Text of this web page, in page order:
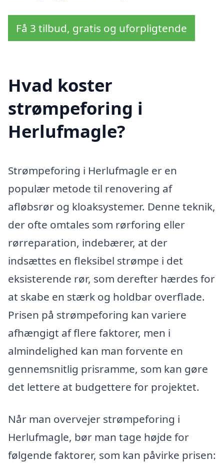
Få 3 tilbud, gratis og uforpligtende
Hvad koster
strømpeforing i
Herlufmagle?
Strømpeforing i Herlufmagle er en
populær metode til renovering af
afløbsrør og kloaksystemer. Denne teknik,
der ofte omtales som rørforing eller
rørreparation, indebærer, at der
indsættes en fleksibel strømpe i det
eksisterende rør, som derefter hærdes for
at skabe en stærk og holdbar overflade.
Prisen på strømpeforing kan variere
afhængigt af flere faktorer, men i
almindelighed kan man forvente en
gennemsnitlig prisramme, som kan gøre
det lettere at budgettere for projektet.
Når man overvejer strømpeforing i
Herlufmagle, bør man tage højde for
følgende faktorer, som kan påvirke prisen: